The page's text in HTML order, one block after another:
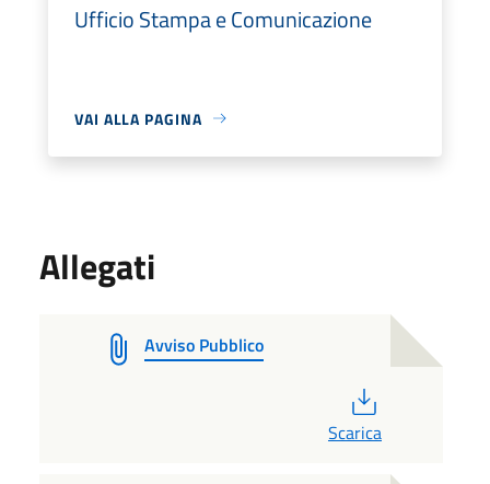
Ufficio Stampa e Comunicazione
VAI ALLA PAGINA
Allegati
Avviso Pubblico
Scarica